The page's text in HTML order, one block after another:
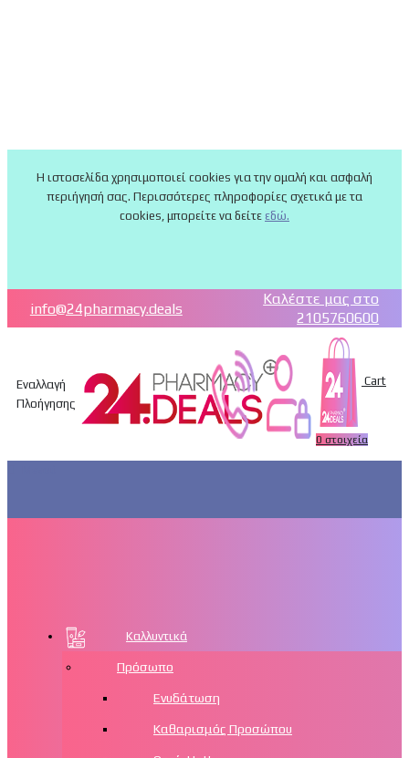
Η ιστοσελίδα χρησιμοποιεί cookies για την ομαλή και ασφαλή
περιήγησή σας. Περισσότερες πληροφορίες σχετικά με τα
cookies, μπορείτε να δείτε εδώ.
info@24pharmacy.deals
Καλέστε μας στο
2105760600
Εναλλαγή
Πλοήγησης
Cart
0 στοιχεία
Καλλυντικά
Πρόσωπο
Ενυδάτωση
Καθαρισμός Προσώπου